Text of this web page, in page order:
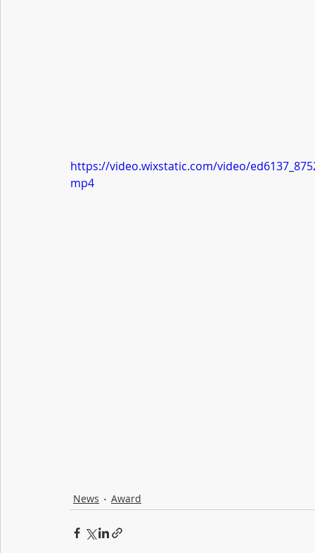
https://video.wixstatic.com/video/
mp4
News Award